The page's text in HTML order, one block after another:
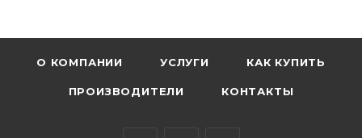
О КОМПАНИИ УСЛУГИ КАК КУПИТЬ
ПРОИЗВОДИТЕЛИ КОНТАКТЫ